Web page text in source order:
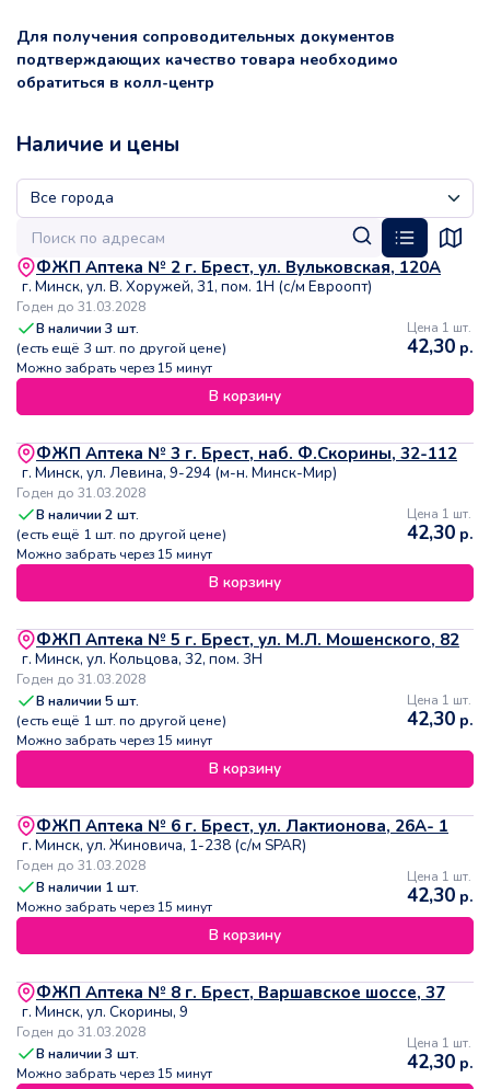
Для получения сопроводительных документов
подтверждающих качество товара необходимо
обратиться в колл-центр
Наличие и цены
ФЖП Аптека № 2 г. Брест, ул. Вульковская, 120А
г. Минск, ул. В. Хоружей, 31, пом. 1Н (с/м Евроопт)
Годен до 31.03.2028
В наличии3 шт.
(есть ещё 3 шт. по другой цене)
Можно забрать через 15 минут
Цена 1 шт.
42,30 р.
В корзину
ФЖП Аптека № 3 г. Брест, наб. Ф.Скорины, 32-112
г. Минск, ул. Левина, 9-294 (м-н. Минск-Мир)
Годен до 31.03.2028
В наличии2 шт.
(есть ещё 1 шт. по другой цене)
Можно забрать через 15 минут
Цена 1 шт.
42,30 р.
В корзину
ФЖП Аптека № 5 г. Брест, ул. М.Л. Мошенского, 82
г. Минск, ул. Кольцова, 32, пом. 3Н
Годен до 31.03.2028
В наличии5 шт.
(есть ещё 1 шт. по другой цене)
Можно забрать через 15 минут
Цена 1 шт.
42,30 р.
В корзину
ФЖП Аптека № 6 г. Брест, ул. Лактионова, 26А- 1
г. Минск, ул. Жиновича, 1-238 (с/м SPAR)
Годен до 31.03.2028
В наличии 1 шт.
Можно забрать через 15 минут
Цена 1 шт.
42,30 р.
В корзину
ФЖП Аптека № 8 г. Брест, Варшавское шоссе, 37
г. Минск, ул. Скорины, 9
Годен до 31.03.2028
В наличии3 шт.
Можно забрать через 15 минут
Цена 1 шт.
42,30 р.